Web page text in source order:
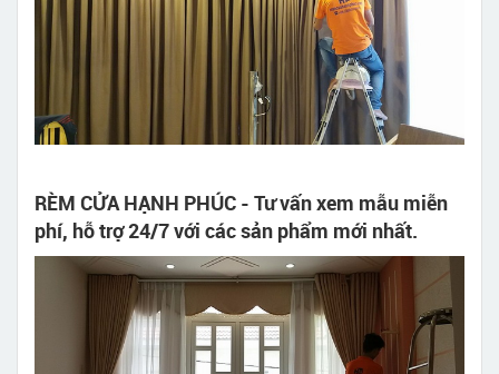
RÈM CỬA HẠNH PHÚC - Tư vấn xem mẫu miễn
phí, hỗ trợ 24/7 với các sản phẩm mới nhất.